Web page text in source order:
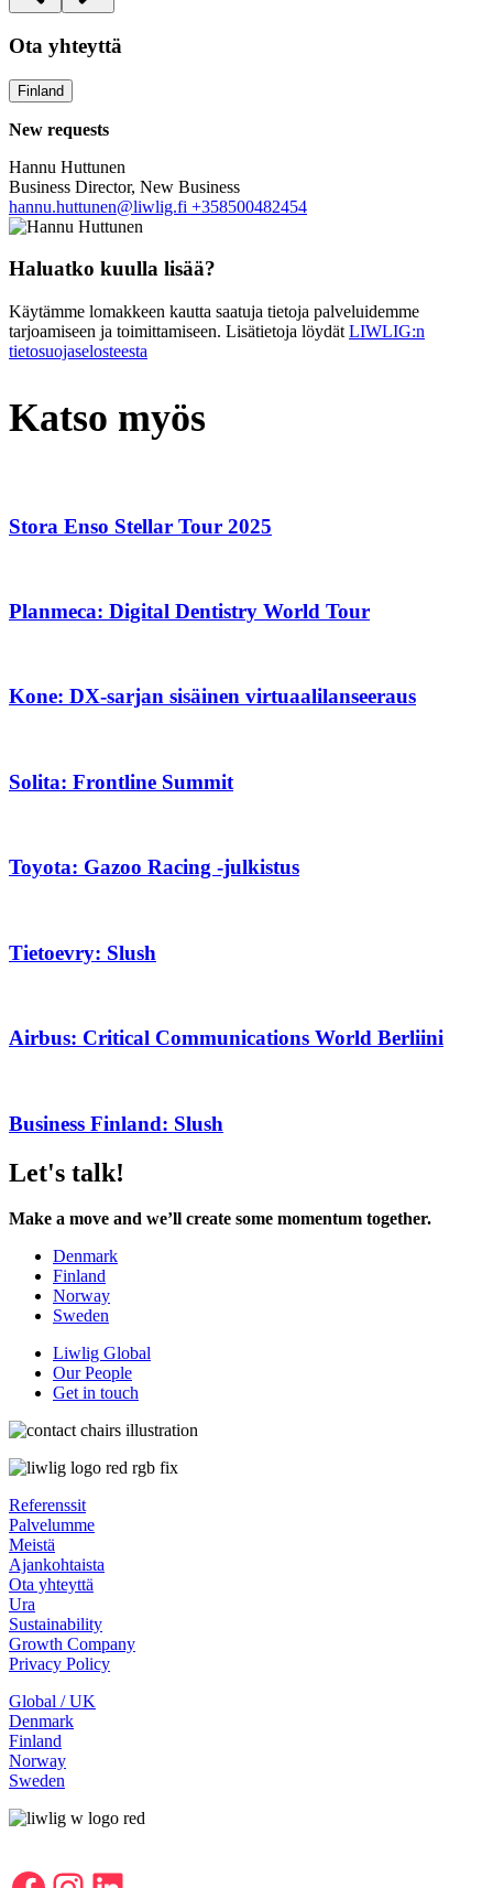
Ota yhteyttä
Finland
New requests
Hannu Huttunen
Business Director, New Business
hannu.huttunen@liwlig.fi +358500482454
Haluatko kuulla lisää?
Käytämme lomakkeen kautta saatuja tietoja palveluidemme
tarjoamiseen ja toimittamiseen. Lisätietoja löydät LIWLIG:n
tietosuojaselosteesta
Katso myös
Stora Enso Stellar Tour 2025
Planmeca: Digital Dentistry World Tour
Kone: DX-sarjan sisäinen virtuaalilanseeraus
Solita: Frontline Summit
Toyota: Gazoo Racing -julkistus
Tietoevry: Slush
Airbus: Critical Communications World Berliini
Business Finland: Slush
Let's talk!
Make a move and we’ll create some momentum together.
Denmark
Finland
Norway
Sweden
Liwlig Global
Our People
Get in touch
Referenssit
Palvelumme
Meistä
Ajankohtaista
Ota yhteyttä
Ura
Sustainability
Growth Company
Privacy Policy
Global / UK
Denmark
Finland
Norway
Sweden